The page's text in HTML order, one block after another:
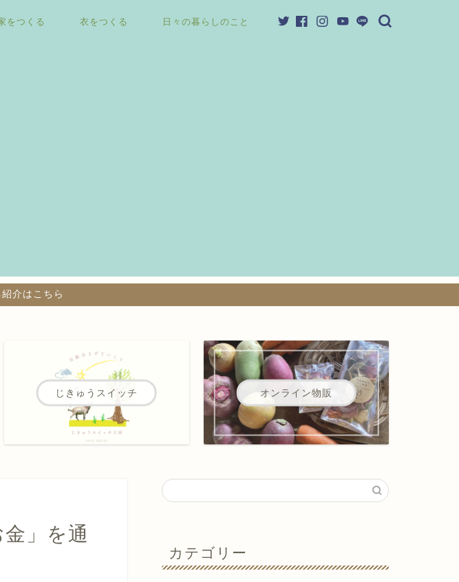
をつくる 衣をつくる 日々の暮らしのこと
介はこちら
じきゅうスイッチ オンライン物販
」を通
カテゴリー